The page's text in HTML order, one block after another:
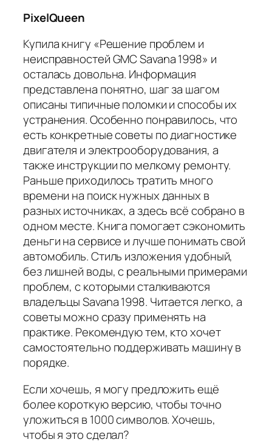
PixelQueen
Купила книгу «Решение проблем и
неисправностей GMC Savana 1998» и
осталась довольна. Информация
представлена понятно, шаг за шагом
описаны типичные поломки и способы их
устранения. Особенно понравилось, что
есть конкретные советы по диагностике
двигателя и электрооборудования, а
также инструкции по мелкому ремонту.
Раньше приходилось тратить много
времени на поиск нужных данных в
разных источниках, а здесь всё собрано в
одном месте. Книга помогает сэкономить
деньги на сервисе и лучше понимать свой
автомобиль. Стиль изложения удобный,
без лишней воды, с реальными примерами
проблем, с которыми сталкиваются
владельцы Savana 1998. Читается легко, а
советы можно сразу применять на
практике. Рекомендую тем, кто хочет
самостоятельно поддерживать машину в
порядке.
Если хочешь, я могу предложить ещё
более короткую версию, чтобы точно
уложиться в 1000 символов. Хочешь,
чтобы я это сделал?